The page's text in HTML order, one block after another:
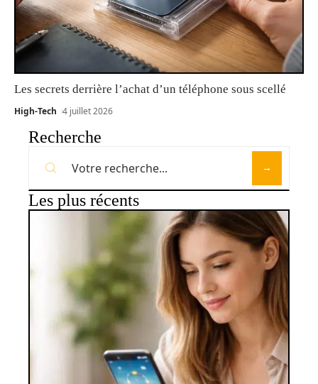
Les secrets derrière l’achat d’un téléphone sous scellé
High-Tech 4 juillet 2026
Recherche
Les plus récents